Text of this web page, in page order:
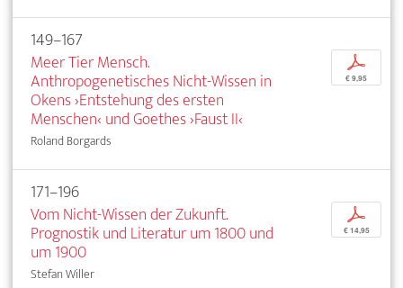
149–167
Meer Tier Mensch.
Anthropogenetisches Nicht-Wissen in
Okens ›Entstehung des ersten
Menschen‹ und Goethes ›Faust II‹
Roland Borgards
p
€ 9,95
171–196
Vom Nicht-Wissen der Zukunft.
Prognostik und Literatur um 1800 und
um 1900
Stefan Willer
p
€ 14,95